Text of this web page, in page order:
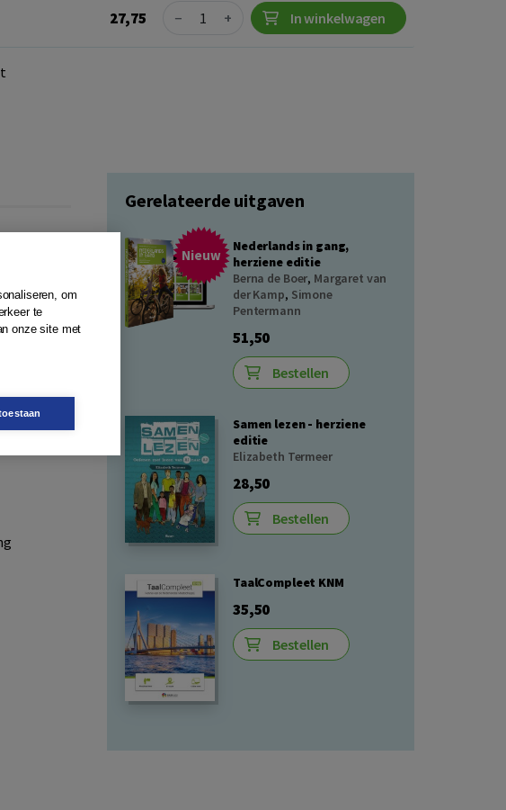
27,75 Quantity
− + In winkelwagen
om
in
met
hun
op het
Gerelateerde uitgaven
Nieuw
Nederlands in gang,
herziene editie
Berna de Boer, Margaret van
der Kamp, Simone
Pentermann
51,50
Bestellen
Samen lezen - herziene
editie
Elizabeth Termeer
28,50
Bestellen
TaalCompleet KNM
35,50
Bestellen
om
te
onze site met